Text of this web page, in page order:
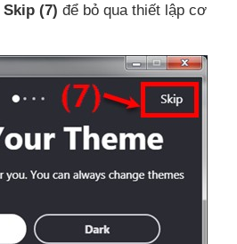
Skip (7) để bỏ qua thiết lập cơ